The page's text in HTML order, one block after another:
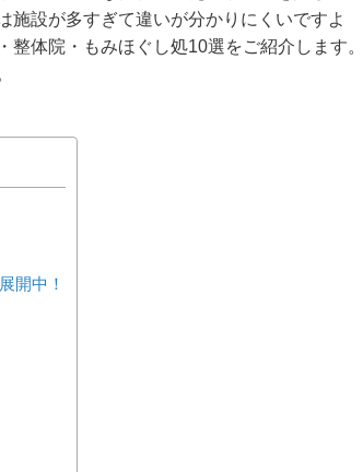
施設が多すぎて違いが分かりにくいですよ
体院・もみほぐし処10選をご紹介します。
開中！